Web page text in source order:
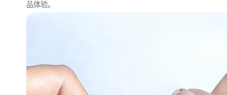
品体验。